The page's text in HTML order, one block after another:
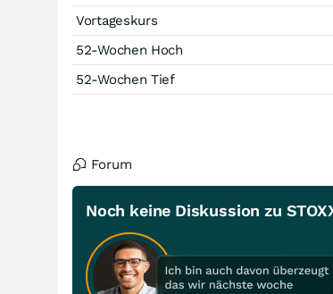
Vortageskurs
52-Wochen Hoch
52-Wochen Tief
Forum
Noch keine Diskussion zu